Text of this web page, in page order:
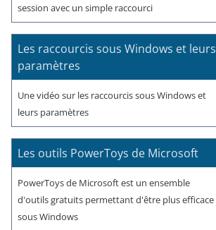
session avec un simple raccourci
Les raccourcis sous Windows et leurs
paramètres
Une vidéo sur les raccourcis sous Windows et
leurs paramètres
Les outils PowerToys de Microsoft
PowerToys de Microsoft est un ensemble
d'outils gratuits permettant d'être plus efficace
sous Windows